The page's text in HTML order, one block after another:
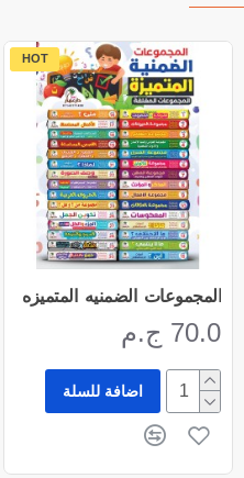
HOT
المجموعات الضمنيه المتميزه
70.0 ج.م
اضافة للسلة